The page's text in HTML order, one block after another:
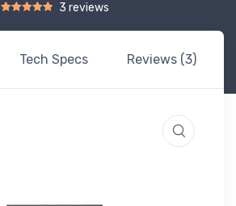
Rated5.00out of 5 based on
2 customer ratings
3 reviews
Tech Specs Reviews (3)